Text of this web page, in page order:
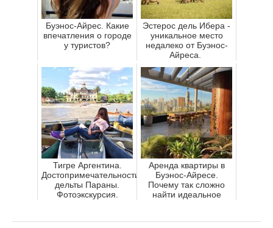
Буэнос-Айрес. Какие
впечатления о городе
у туристов?
Эстерос дель Ибера -
уникальное место
недалеко от Буэнос-
Айреса.
Тигре Аргентина.
Достопримечательности
дельты Параны.
Фотоэкскурсия.
Аренда квартиры в
Буэнос-Айресе.
Почему так сложно
найти идеальное